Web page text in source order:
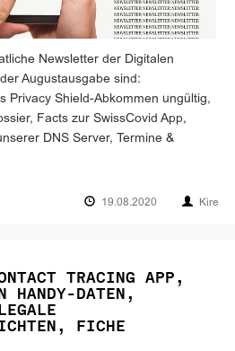
Newsletter der Digitalen
Augustausgabe sind:
Privacy Shield-Abkommen ungültig,
Facts zur SwissCovid App,
DNS Server, Termine &
19.08.2020 Kire
TRACING APP,
HANDY-DATEN,
FICHE